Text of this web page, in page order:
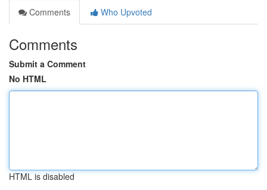
Comments
Who Upvoted
Comments
Submit a Comment
No HTML
HTML is disabled